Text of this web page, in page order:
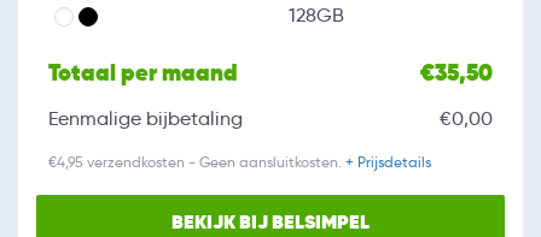
128GB
Totaal per maand €35,50
Eenmalige bijbetaling €0,00
€4,95 verzendkosten - Geen aansluitkosten. + Prijsdetails
BEKIJK BIJ BELSIMPEL